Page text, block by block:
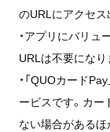
のURLにアクセス
・アプリにバリュ
URLは不要になり
・「QUOカード
ービスです。カ
ない場合があるほ